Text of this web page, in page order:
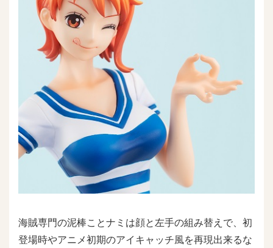
海賊専門の泥棒ことナミは顔と左手の組み替えで、初
登場時やアニメ初期のアイキャッチ風を再現出来るな